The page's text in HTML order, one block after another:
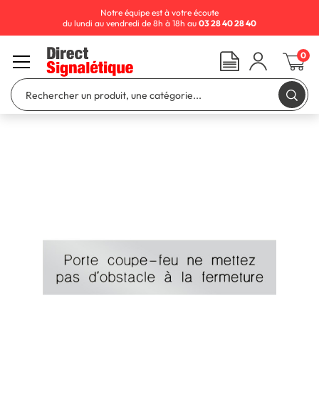
Notre équipe est à votre écoute
du lundi au vendredi de 8h à 18h au 03 28 40 28 40
0